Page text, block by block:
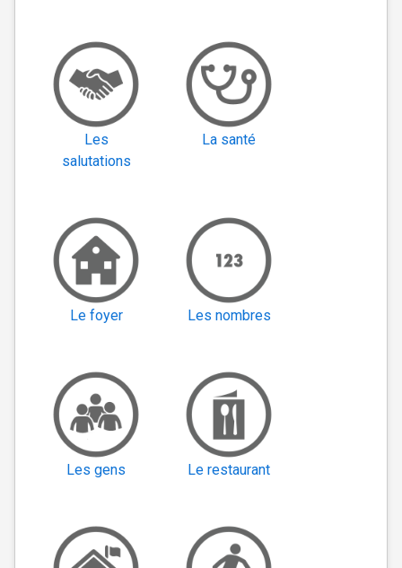
Les
salutations
La santé
Le foyer Les nombres
Les gens Le restaurant